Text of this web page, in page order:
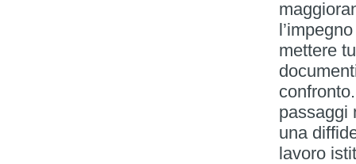
mettere
passaggi
una
lavoro